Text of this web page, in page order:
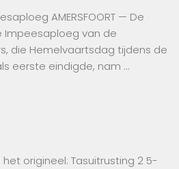
AMERSFOORT — De
Impeesaploeg van de
die Hemelvaartsdag tijdens de
eerste eindigde, nam …
origineel: Tasuitrusting 2 5-